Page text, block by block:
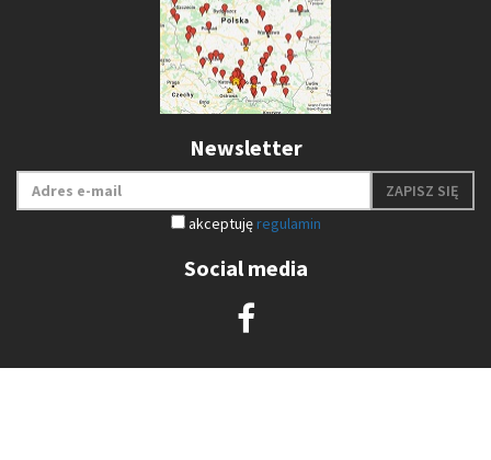
Newsletter
ZAPISZ SIĘ
akceptujęregulamin
Social media